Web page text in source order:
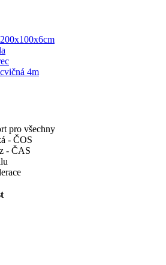
4m
pro všechny
- ČOS
- ČAS